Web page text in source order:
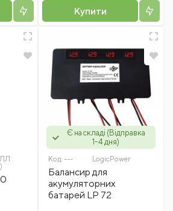
Купити
Є на складі (Відправка
1-4 дня)
Код: --- LogicPower
Балансир для
акумуляторних
батарей LP 72